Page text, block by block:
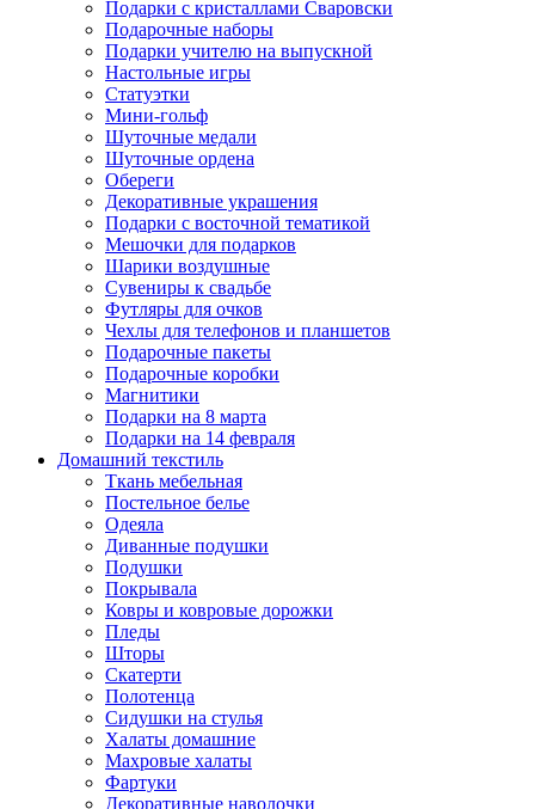
Подарки с кристаллами Сваровски
Подарочные наборы
Подарки учителю на выпускной
Настольные игры
Статуэтки
Мини-гольф
Шуточные медали
Шуточные ордена
Обереги
Декоративные украшения
Подарки с восточной тематикой
Мешочки для подарков
Шарики воздушные
Сувениры к свадьбе
Футляры для очков
Чехлы для телефонов и планшетов
Подарочные пакеты
Подарочные коробки
Магнитики
Подарки на 8 марта
Подарки на 14 февраля
Домашний текстиль
Ткань мебельная
Постельное белье
Одеяла
Диванные подушки
Подушки
Покрывала
Ковры и ковровые дорожки
Пледы
Шторы
Скатерти
Полотенца
Сидушки на стулья
Халаты домашние
Махровые халаты
Фартуки
Декоративные наволочки